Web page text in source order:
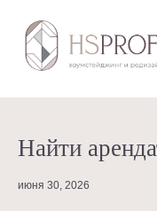
Найти
июня 30, 2026